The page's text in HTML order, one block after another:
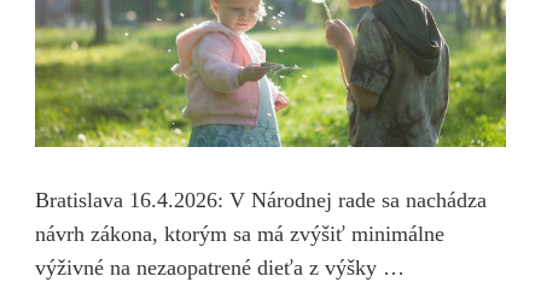
Bratislava 16.4.2026: V Národnej rade sa nachádza
návrh zákona, ktorým sa má zvýšiť minimálne
výživné na nezaopatrené dieťa z výšky …